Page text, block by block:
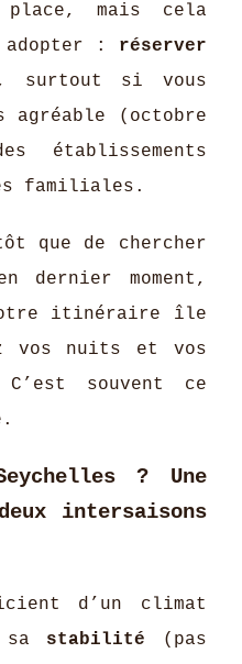
place, mais cela
adopter : réserver
surtout si vous
agréable (octobre
établissements
familiales.
que de chercher
dernier moment,
itinéraire île
vos nuits et vos
souvent ce
? Une
intersaisons
d’un climat
sa stabilité (pas